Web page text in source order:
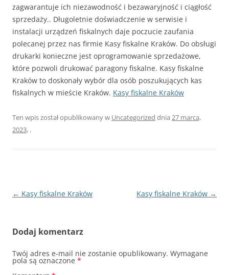
zagwarantuje ich niezawodność i bezawaryjność i ciągłość
sprzedaży.. Długoletnie doświadczenie w serwisie i
instalacji urządzeń fiskalnych daje poczucie zaufania
polecanej przez nas firmie Kasy fiskalne Kraków. Do obsługi
drukarki konieczne jest oprogramowanie sprzedażowe,
które pozwoli drukować paragony fiskalne. Kasy fiskalne
Kraków to doskonały wybór dla osób poszukujących kas
fiskalnych w mieście Kraków. Kasy fiskalne Kraków
Ten wpis został opublikowany w Uncategorized dnia 27 marca,
2023, .
Nawigacja
← Kasy fiskalne Kraków Kasy fiskalne Kraków →
Dodaj komentarz
Twój adres e-mail nie zostanie opublikowany. Wymagane
pola są oznaczone *